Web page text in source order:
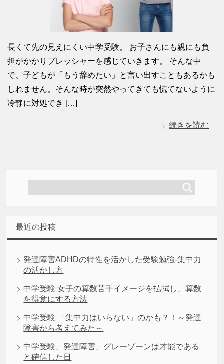
長くて先の見えにくい中学受験。 お子さんにも親にも負
担がかかりプレッシャーを感じていきます。 そんな中
で、子どもが「もう辞めたい」と言い出すこともあるかも
しれません。そんな時が突然やってきても慌てないように
冷静に対処でき […]
続きを読む
最近の投稿
発達障害ADHDの特性を活かした受験勉強-集中力
の活かし方
中学受験 女子の算数苦手イメージを払拭し、算数
を得意にする方法
中学受験 「集中力はいらない」のかも？！～発達
障害から考えてみた～
中学受験、発達障害、グレーゾーンは才能である
と確信した日